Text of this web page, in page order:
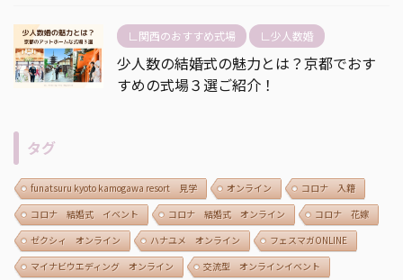
∟関西のおすすめ式場 ∟少人数婚
少人数の結婚式の魅力とは？京都でおす
すめの式場３選ご紹介！
タグ
funatsuru kyoto kamogawa resort 見学 オンライン
コロナ 入籍
コロナ 結婚式 イベント
コロナ 結婚式 オンライン
コロナ 花嫁
ゼクシィ オンライン
ハナユメ オンライン
フェスマガONLINE
マイナビウエディング オンライン
交流型 オンラインイベント